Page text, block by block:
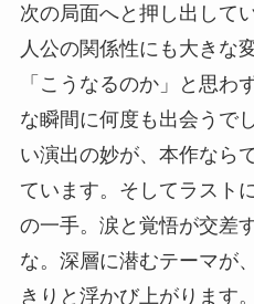
次の局面へと押し出して
人公の関係性にも大きな
「こうなるのか」と思わ
な瞬間に何度も出会うで
い演出の妙が、本作なら
ています。そしてラスト
の一手。涙と覚悟が交差
な。深層に潜むテーマが
きりと浮かび上がります